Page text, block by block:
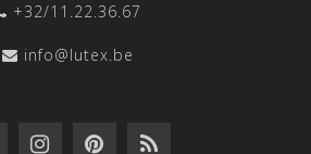
+32/11.22.36.67
info@lutex.be